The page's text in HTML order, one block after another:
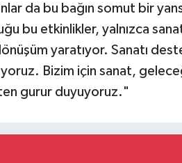
da bu bağın somut bir
bu etkinlikler, yalnızca
yaratıyor. Sanatı
Bizim için sanat,
gurur duyuyoruz."